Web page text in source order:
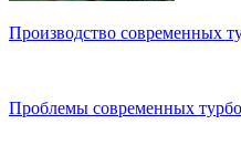
Производство современных
Проблемы современных